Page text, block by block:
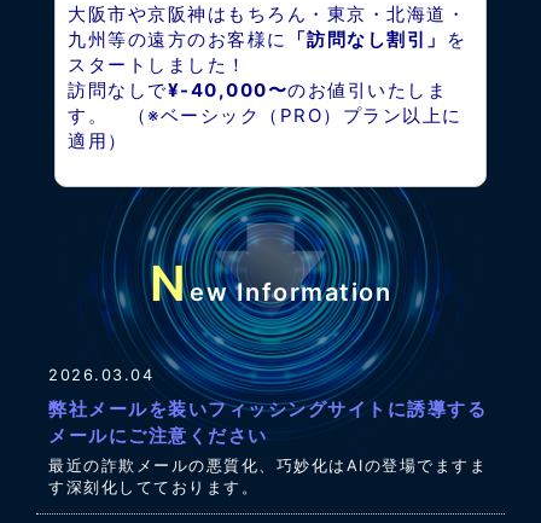
大阪市や京阪神はもちろん・東京・北海道・
九州等の遠方のお客様に
「訪問なし割引」
を
スタートしました！
訪問なしで¥-40,000〜のお値引いたしま
す。 （※ベーシック（PRO）プラン以上に
適用）
New Information
2026.03.04
弊社メールを装いフィッシングサイトに誘導する
メールにご注意ください
最近の詐欺メールの悪質化、巧妙化はAIの登場でますま
す深刻化してております。